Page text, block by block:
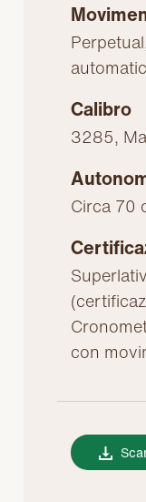
Calibro
3285,
Circa 70
con